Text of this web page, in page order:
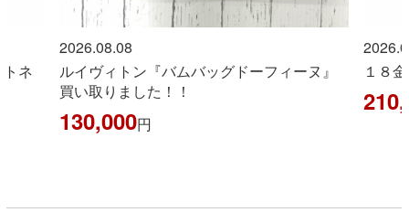
ネ
2026.08.08
ルイヴィトン『バムバッグドーフィーヌ』
買い取りました！！
130,000円
１８